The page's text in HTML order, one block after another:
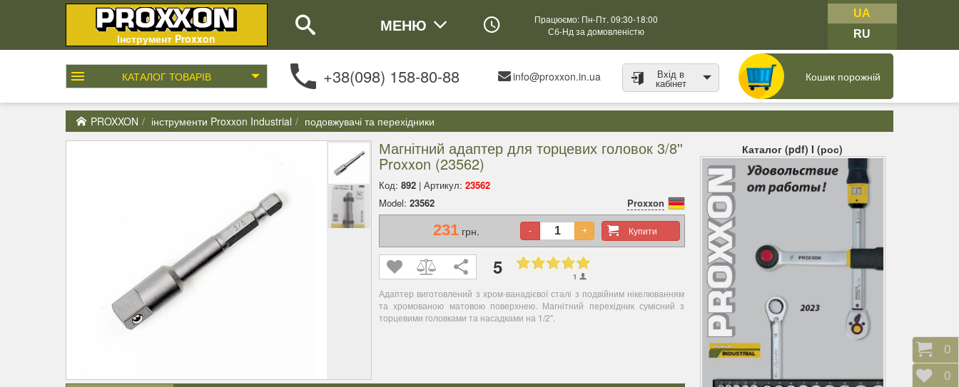
Інструмент Proxxon
МЕНЮ
Працюємо: Пн-Пт. 09:30-18:00
Сб-Нд за домовленістю
UA
RU
КАТАЛОГ ТОВАРІВ +38(098) 158-80-88 info@proxxon.in.ua Вхід в
кабінет Кошик порожній
PROXXON інструменти Proxxon Industrial подовжувачі та перехідники
Магнітний адаптер для торцевих головок 3/8''
Proxxon (23562)
Код: 892| Артикул: 23562
Model: 23562 Proxxon
231 грн. Купити
- +
5 1
Адаптер виготовлений з хром-ванадієвої сталі з подвійним нікелюванням
та хромованою матовою поверхнею. Магнітний перехідник сумісний з
торцевими головками та насадками на 1/2".
Каталог (pdf) I (рос)
0
0